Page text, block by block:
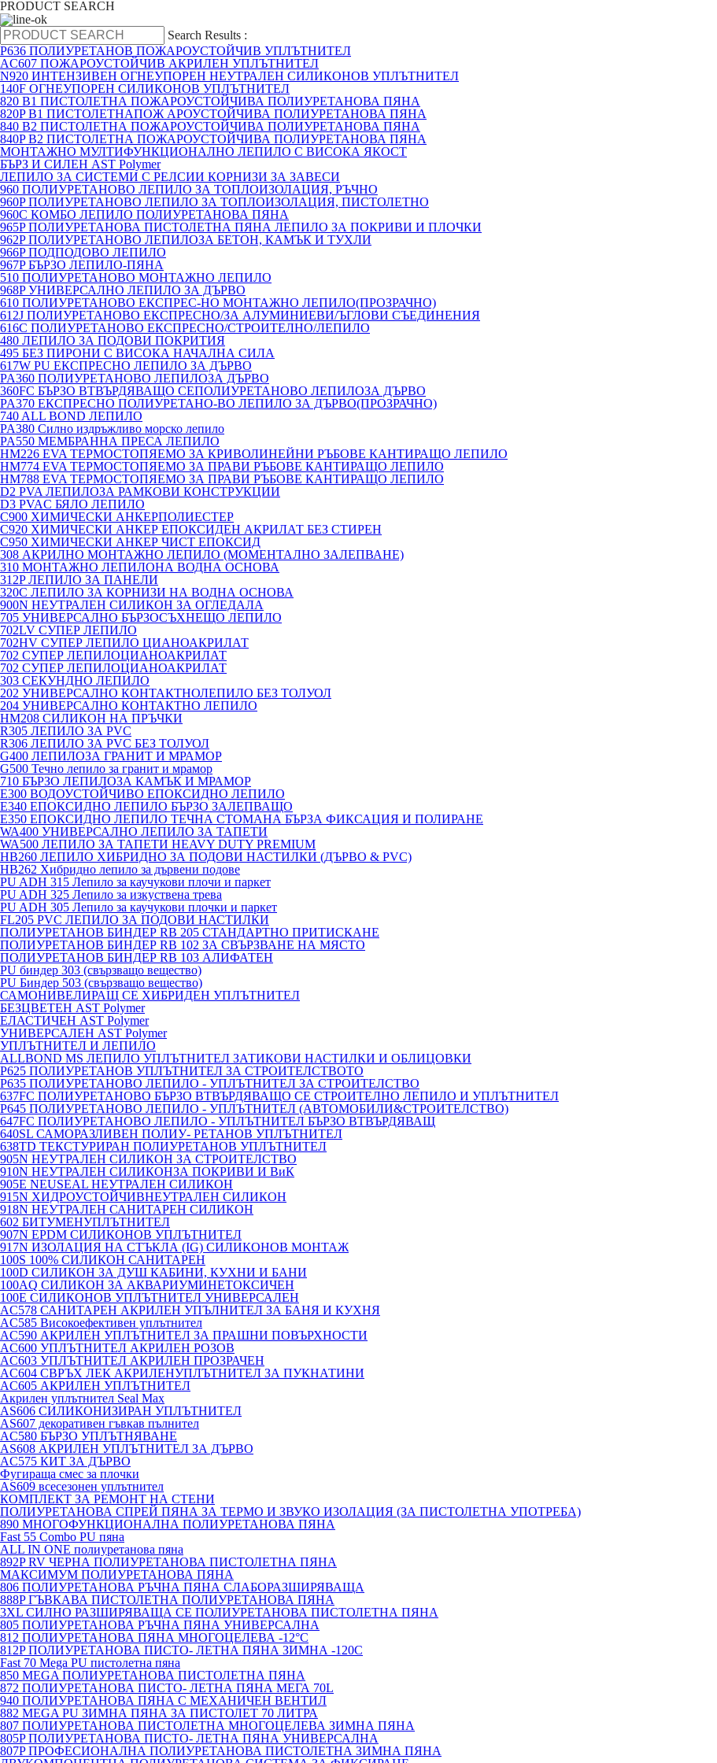
PRODUCT SEARCH
Search Results :
P636 ПОЛИУРЕТАНОВ ПОЖАРОУСТОЙЧИВ УПЛЪТНИТЕЛ
AC607 ПОЖАРОУСТОЙЧИВ АКРИЛЕН УПЛЪТНИТЕЛ
N920 ИНТЕНЗИВЕН ОГНЕУПОРЕН НЕУТРАЛЕН СИЛИКОНОВ УПЛЪТНИТЕЛ
140F ОГНЕУПОРЕН СИЛИКОНОВ УПЛЪТНИТЕЛ
820 B1 ПИСТОЛЕТНА ПОЖАРОУСТОЙЧИВА ПОЛИУРЕТАНОВА ПЯНА
820P B1 ПИСТОЛЕТНАПОЖ АРОУСТОЙЧИВА ПОЛИУРЕТАНОВА ПЯНА
840 B2 ПИСТОЛЕТНА ПОЖАРОУСТОЙЧИВА ПОЛИУРЕТАНОВА ПЯНА
840P B2 ПИСТОЛЕТНА ПОЖАРОУСТОЙЧИВА ПОЛИУРЕТАНОВА ПЯНА
МОНТАЖНО МУЛТИФУНКЦИОНАЛНО ЛЕПИЛО С ВИСОКА ЯКОСТ
БЪРЗ И СИЛЕН AST Polymer
ЛЕПИЛО ЗА СИСТЕМИ С РЕЛСИИ КОРНИЗИ ЗА ЗАВЕСИ
960 ПОЛИУРЕТАНОВО ЛЕПИЛО ЗА ТОПЛОИЗОЛАЦИЯ, РЪЧНО
960P ПОЛИУРЕТАНОВО ЛЕПИЛО ЗА ТОПЛОИЗОЛАЦИЯ, ПИСТОЛЕТНО
960C КОМБО ЛЕПИЛО ПОЛИУРЕТАНОВА ПЯНА
965P ПОЛИУРЕТАНОВА ПИСТОЛЕТНА ПЯНА ЛЕПИЛО ЗА ПОКРИВИ И ПЛОЧКИ
962P ПОЛИУРЕТАНОВО ЛЕПИЛОЗА БЕТОН, КАМЪК И ТУХЛИ
966P ПОДПОДОВО ЛЕПИЛО
967P БЪРЗО ЛЕПИЛО-ПЯНА
510 ПОЛИУРЕТАНОВО МОНТАЖНО ЛЕПИЛО
968P УНИВЕРСАЛНО ЛЕПИЛО ЗА ДЪРВО
610 ПОЛИУРЕТАНОВО ЕКСПРЕС-НО МОНТАЖНО ЛЕПИЛО(ПРОЗРАЧНО)
612J ПОЛИУРЕТАНОВО ЕКСПРЕСНО/ЗА АЛУМИНИЕВИ/ЪГЛОВИ СЪЕДИНЕНИЯ
616C ПОЛИУРЕТАНОВО ЕКСПРЕСНО/СТРОИТЕЛНО/ЛЕПИЛО
480 ЛЕПИЛО ЗА ПОДОВИ ПОКРИТИЯ
495 БЕЗ ПИРОНИ С ВИСОКА НАЧАЛНА СИЛА
617W PU ЕКСПРЕСНО ЛЕПИЛО ЗА ДЪРВО
PA360 ПОЛИУРЕТАНОВО ЛЕПИЛОЗА ДЪРВО
360FC БЪРЗО ВТВЪРДЯВАЩО СЕПОЛИУРЕТАНОВО ЛЕПИЛОЗА ДЪРВО
PA370 ЕКСПРЕСНО ПОЛИУРЕТАНО-ВО ЛЕПИЛО ЗА ДЪРВО(ПРОЗРАЧНО)
740 ALL BOND ЛЕПИЛО
PA380 Силно издръжливо морско лепило
PA550 МЕМБРАННА ПРЕСА ЛЕПИЛО
HM226 EVA ТЕРМОСТОПЯЕМО ЗА КРИВОЛИНЕЙНИ РЪБОВЕ КАНТИРАЩО ЛЕПИЛО
HM774 EVA ТЕРМОСТОПЯЕМО ЗА ПРАВИ РЪБОВЕ КАНТИРАЩО ЛЕПИЛО
HM788 EVA ТЕРМОСТОПЯЕМО ЗА ПРАВИ РЪБОВЕ КАНТИРАЩО ЛЕПИЛО
D2 PVA ЛЕПИЛОЗА РАМКОВИ КОНСТРУКЦИИ
D3 PVAC БЯЛО ЛЕПИЛО
C900 ХИМИЧЕСКИ АНКЕРПОЛИЕСТЕP
C920 ХИМИЧЕСКИ АНКЕР ЕПОКСИДЕН АКРИЛАТ БЕЗ СТИРЕН
C950 ХИМИЧЕСКИ АНКЕР ЧИСТ ЕПОКСИД
308 АКРИЛНО МОНТАЖНО ЛЕПИЛО (МОМЕНТАЛНО ЗАЛЕПВАНЕ)
310 МОНТАЖНО ЛЕПИЛОНА ВОДНА ОСНОВА
312P ЛЕПИЛО ЗА ПАНЕЛИ
320C ЛЕПИЛО ЗА КОРНИЗИ НА ВОДНА ОСНОВА
900N НЕУТРАЛЕН СИЛИКОН ЗА ОГЛЕДАЛА
705 УНИВЕРСАЛНО БЪРЗОСЪХНЕЩО ЛЕПИЛО
702LV СУПЕР ЛЕПИЛО
702HV СУПЕР ЛЕПИЛО ЦИАНОАКРИЛАТ
702 СУПЕР ЛЕПИЛОЦИАНОАКРИЛАТ
702 СУПЕР ЛЕПИЛОЦИАНОАКРИЛАТ
303 СЕКУНДНО ЛЕПИЛО
202 УНИВЕРСАЛНО КОНТАКТНОЛЕПИЛО БЕЗ ТОЛУОЛ
204 УНИВЕРСАЛНО КОНТАКТНО ЛЕПИЛО
HM208 СИЛИКОН НА ПРЪЧКИ
R305 ЛЕПИЛО ЗА PVC
R306 ЛЕПИЛО ЗА PVC БЕЗ ТОЛУОЛ
G400 ЛЕПИЛОЗА ГРАНИТ И МРАМОP
G500 Течно лепило за гранит и мрамор
710 БЪРЗО ЛЕПИЛОЗА КАМЪК И МРАМОP
E300 ВОДОУСТОЙЧИВО ЕПОКСИДНО ЛЕПИЛО
E340 ЕПОКСИДНО ЛЕПИЛО БЪРЗО ЗАЛЕПВАЩО
E350 ЕПОКСИДНО ЛЕПИЛО ТЕЧНА СТОМАНА БЪРЗА ФИКСАЦИЯ И ПОЛИРАНЕ
WA400 УНИВЕРСАЛНО ЛЕПИЛО ЗА ТАПЕТИ
WA500 ЛЕПИЛО ЗА ТАПЕТИ HEAVY DUTY PREMIUM
HB260 ЛЕПИЛО ХИБРИДНО ЗА ПОДОВИ НАСТИЛКИ (ДЪРВО & PVC)
HB262 Хибридно лепило за дървени подове
PU ADH 315 Лепило за каучукови плочи и паркет
PU ADH 325 Лепило за изкуствена трева
PU ADH 305 Лепило за каучукови плочки и паркет
FL205 PVC ЛЕПИЛО ЗА ПОДОВИ НАСТИЛКИ
ПОЛИУРЕТАНОВ БИНДЕР RB 205 СТАНДАРТНО ПРИТИСКАНЕ
ПОЛИУРЕТАНОВ БИНДЕР RB 102 ЗА СВЪРЗВАНЕ НА МЯСТО
ПОЛИУРЕТАНОВ БИНДЕР RB 103 АЛИФАТЕН
PU биндер 303 (свързващо вещество)
PU Биндер 503 (свързващо вещество)
САМОНИВЕЛИРАЩ СЕ ХИБРИДЕН УПЛЪТНИТЕЛ
БЕЗЦВЕТЕН AST Polymer
ЕЛАСТИЧЕН AST Polymer
УНИВЕРСАЛЕН AST Polymer
УПЛЪТНИТЕЛ И ЛЕПИЛО
ALLBOND MS ЛЕПИЛО УПЛЪТНИТЕЛ ЗАТИКОВИ НАСТИЛКИ И ОБЛИЦОВКИ
P625 ПОЛИУРЕТАНОВ УПЛЪТНИТЕЛ ЗА СТРОИТЕЛСТВОТО
P635 ПОЛИУРЕТАНОВО ЛЕПИЛО - УПЛЪТНИТЕЛ ЗА СТРОИТЕЛСТВО
637FC ПОЛИУРЕТАНОВО БЪРЗО ВТВЪРДЯВАЩО СЕ СТРОИТЕЛНО ЛЕПИЛО И УПЛЪТНИТЕЛ
P645 ПОЛИУРЕТАНОВО ЛЕПИЛО - УПЛЪТНИТЕЛ (АВТОМОБИЛИ&СТРОИТЕЛСТВО)
647FC ПОЛИУРЕТАНОВО ЛЕПИЛО - УПЛЪТНИТЕЛ БЪРЗО ВТВЪРДЯВАЩ
640SL САМОРАЗЛИВЕН ПОЛИУ- РЕТАНОВ УПЛЪТНИТЕЛ
638TD ТЕКСТУРИРАН ПОЛИУРЕТАНОВ УПЛЪТНИТЕЛ
905N НЕУТРАЛЕН СИЛИКОН ЗА СТРОИТЕЛСТВО
910N НЕУТРАЛЕН СИЛИКОНЗА ПОКРИВИ И ВиК
905E NEUSEAL НЕУТРАЛЕН СИЛИКОН
915N ХИДРОУСТОЙЧИВНЕУТРАЛЕН СИЛИКОН
918N НЕУТРАЛЕН САНИТАРЕН СИЛИКОН
602 БИТУМЕНУПЛЪТНИТЕЛ
907N EPDM СИЛИКОНОВ УПЛЪТНИТЕЛ
917N ИЗОЛАЦИЯ НА СТЪКЛА (IG) СИЛИКОНОВ МОНТАЖ
100S 100% СИЛИКОН САНИТАРЕН
100D СИЛИКОН ЗА ДУШ КАБИНИ, КУХНИ И БАНИ
100AQ СИЛИКОН ЗА АКВАРИУМИНЕТОКСИЧЕН
100E СИЛИКОНОВ УПЛЪТНИТЕЛ УНИВЕРСАЛЕН
AC578 САНИТАРЕН АКРИЛЕН УПЪЛНИТЕЛ ЗА БАНЯ И КУХНЯ
AC585 Високоефективен уплътнител
AC590 АКРИЛЕН УПЛЪТНИТЕЛ ЗА ПРАШНИ ПОВЪРХНОСТИ
AC600 УПЛЪТНИТЕЛ АКРИЛЕН РОЗОВ
AC603 УПЛЪТНИТЕЛ АКРИЛЕН ПРОЗРАЧЕН
AC604 СВРЪХ ЛЕК АКРИЛЕНУПЛЪТНИТЕЛ ЗА ПУКНАТИНИ
AC605 АКРИЛЕН УПЛЪТНИТЕЛ
Акрилен уплътнител Seal Max
AS606 СИЛИКОНИЗИРАН УПЛЪТНИТЕЛ
AS607 декоративен гъвкав пълнител
AC580 БЪРЗО УПЛЪТНЯВАНЕ
AS608 АКРИЛЕН УПЛЪТНИТЕЛ ЗА ДЪРВО
AC575 КИТ ЗА ДЪРВО
Фугираща смес за плочки
AS609 всесезонен уплътнител
КОМПЛЕКТ ЗА РЕМОНТ НА СТЕНИ
ПОЛИУРЕТАНОВА СПРЕЙ ПЯНА ЗА ТЕРМО И ЗВУКО ИЗОЛАЦИЯ (ЗА ПИСТОЛЕТНА УПОТРЕБА)
890 МНОГОФУНКЦИОНАЛНА ПОЛИУРЕТАНОВА ПЯНА
Fast 55 Combo PU пяна
ALL IN ONE полиуретанова пяна
892P RV ЧЕРНА ПОЛИУРЕТАНОВА ПИСТОЛЕТНА ПЯНА
МАКСИМУМ ПОЛИУРЕТАНОВА ПЯНА
806 ПОЛИУРЕТАНОВА РЪЧНА ПЯНА СЛАБОРАЗШИРЯВАЩА
888P ГЪВКАВА ПИСТОЛЕТНА ПОЛИУРЕТАНОВА ПЯНА
3XL СИЛНО РАЗШИРЯВАЩА СЕ ПОЛИУРЕТАНОВА ПИСТОЛЕТНА ПЯНА
805 ПОЛИУРЕТАНОВА РЪЧНА ПЯНА УНИВЕРСАЛНА
812 ПОЛИУРЕТАНОВА ПЯНА МНОГОЦЕЛЕВА -12°C
812P ПОЛИУРЕТАНОВА ПИСТО- ЛЕТНА ПЯНА ЗИМНА -120С
Fast 70 Mega PU пистолетна пяна
850 MEGA ПОЛИУРЕТАНОВА ПИСТОЛЕТНА ПЯНА
872 ПОЛИУРЕТАНОВА ПИСТО- ЛЕТНА ПЯНА МЕГА 70L
940 ПОЛИУРЕТАНОВА ПЯНА С МЕХАНИЧЕН ВЕНТИЛ
882 MEGA PU ЗИМНА ПЯНА ЗА ПИСТОЛЕТ 70 ЛИТРА
807 ПОЛИУРЕТАНОВА ПИСТОЛЕТНА МНОГОЦЕЛЕВА ЗИМНА ПЯНА
805P ПОЛИУРЕТАНОВА ПИСТО- ЛЕТНА ПЯНА УНИВЕРСАЛНА
807P ПРОФЕСИОНАЛНА ПОЛИУРЕТАНОВА ПИСТОЛЕТНА ЗИМНА ПЯНА